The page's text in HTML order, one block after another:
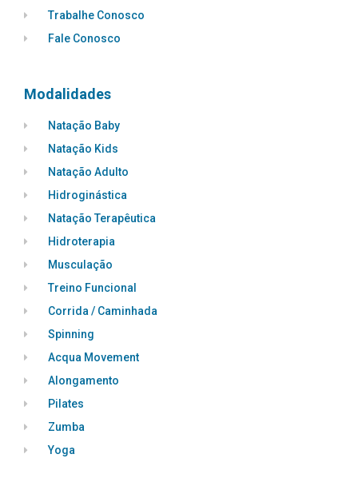
Trabalhe Conosco
Fale Conosco
Modalidades
Natação Baby
Natação Kids
Natação Adulto
Hidroginástica
Natação Terapêutica
Hidroterapia
Musculação
Treino Funcional
Corrida / Caminhada
Spinning
Acqua Movement
Alongamento
Pilates
Zumba
Yoga